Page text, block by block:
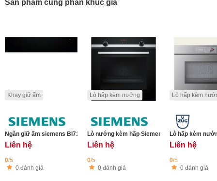
Sản phẩm cùng phân khúc giá
Khay giữ ấm
Ngăn giữ ấm siemens BI710C1B1 iQ700
Liên hệ
0/5
0 đánh giá
Lò hấp kèm nướng
Lò nướng kèm hấp Siemen HQ574AER3 iQ300
Liên hệ
0/5
0 đánh giá
Lò hấp kèm
Lò hấp kèm
Liên hệ
0/5
0 đánh giá